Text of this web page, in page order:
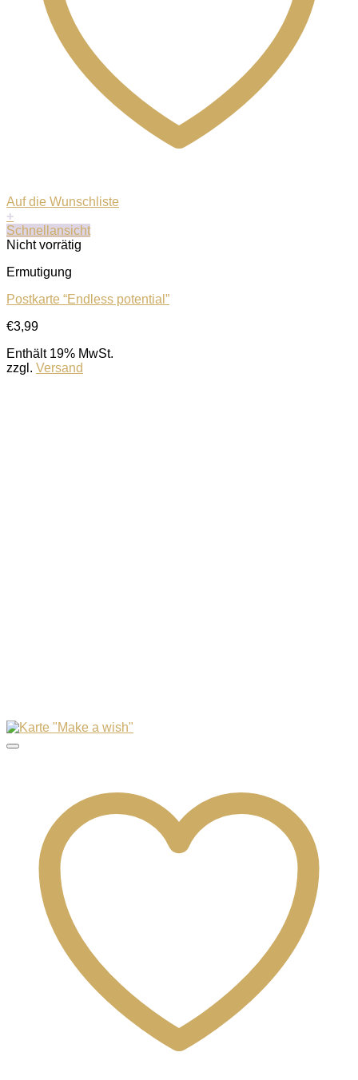
Auf die Wunschliste
+
Schnellansicht
Nicht vorrätig
Ermutigung
Postkarte “Endless potential”
€3,99
Enthält 19% MwSt.
zzgl. Versand